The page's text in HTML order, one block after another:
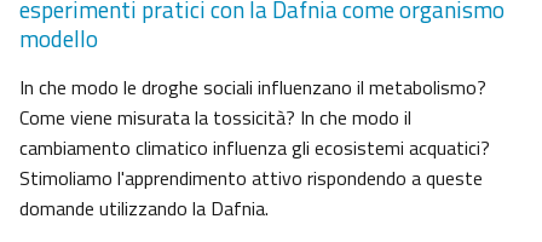
esperimenti pratici con la Dafnia come organismo
modello
In che modo le droghe sociali influenzano il metabolismo?
Come viene misurata la tossicità? In che modo il
cambiamento climatico influenza gli ecosistemi acquatici?
Stimoliamo l'apprendimento attivo rispondendo a queste
domande utilizzando la Dafnia.